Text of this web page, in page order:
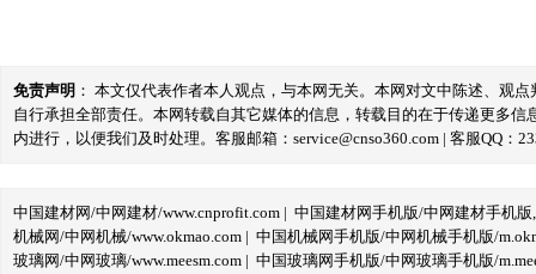
免责声明 ： 本文仅代表作者本人观点，与本网无关。本网对文中陈述、观
自行承担全部责任。本网转载自其它媒体的信息，转载目的在于传递更多
内进行，以便我们及时处理。客服邮箱：service@cnso360.com | 客服QQ：
中国建材网/中网建材/www.cnprofit.com | 中国建材网手机版/中网建材手机版
机械网/中网机械/www.okmao.com | 中国机械网手机版/中网机械手机版/
玻璃网/中网玻璃/www.meesm.com | 中国玻璃网手机版/中网玻璃手机版/